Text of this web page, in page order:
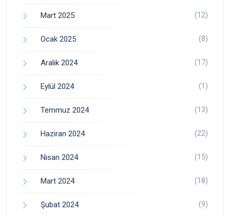
Mart 2025 (12)
Ocak 2025 (8)
Aralık 2024 (17)
Eylül 2024 (1)
Temmuz 2024 (13)
Haziran 2024 (22)
Nisan 2024 (15)
Mart 2024 (18)
Şubat 2024 (9)